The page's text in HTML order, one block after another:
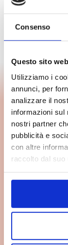
Consenso
Questo sito
Utilizziamo i
annunci, per
analizzare il
informazioni sul
nostri partner
pubblicità e
con altre
raccolto dal suo
ALTRI